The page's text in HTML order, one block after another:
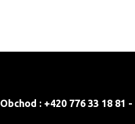
Obchod : +420 776 33 18 81 -